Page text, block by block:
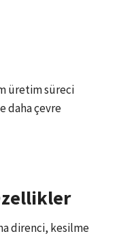
üretim süreci
daha çevre
direnci, kesilme